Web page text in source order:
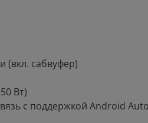
(вкл. сабвуфер)
Вт)
с поддержкой Android Auto